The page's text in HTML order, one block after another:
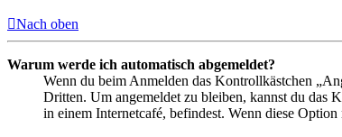
Nach oben
Warum werde ich automatisch abgemeldet?
Wenn du beim Anmelden das Kontrollkästchen
Dritten. Um angemeldet zu bleiben, kannst du das
in einem Internetcafé, befindest. Wenn diese